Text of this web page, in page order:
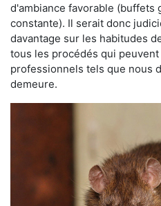
d'ambiance favorable (buffets
constante). Il serait donc
davantage sur les habitudes
tous les procédés qui
professionnels tels que nous
demeure.